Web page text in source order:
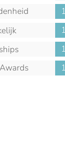
1
1
1
1